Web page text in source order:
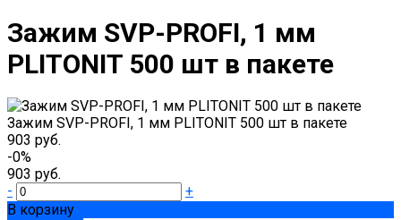
Зажим SVP-PROFI, 1 мм
PLITONIT 500 шт в пакете
Зажим SVP-PROFI, 1 мм PLITONIT 500 шт в пакете
903 руб.
-0%
903 руб.
-
+
В корзину